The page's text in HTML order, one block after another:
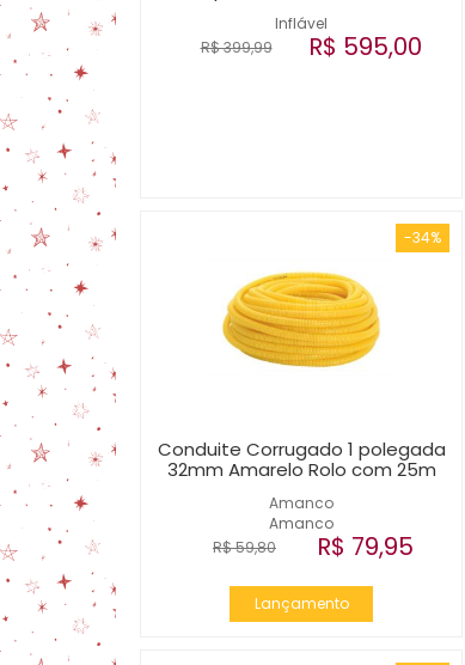
Inflável
R$ 399,99 R$ 595,00
-34%
Amanco
Amanco
Conduite Corrugado 1 polegada
32mm Amarelo Rolo com 25m
R$ 59,80 R$ 79,95
Lançamento